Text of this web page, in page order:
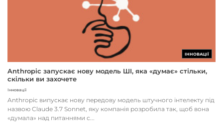
ІННОВАЦІЇ
Anthropic запускає нову модель ШІ, яка «думає» стільки,
скільки ви захочете
Інновації
Anthropic випускає нову передову модель штучного інтелекту під
назвою Claude 3.7 Sonnet, яку компанія розробила так, щоб вона
«думала» над питаннями с...